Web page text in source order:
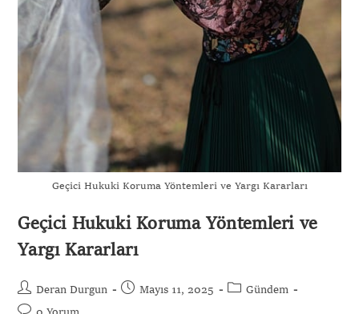
Geçici Hukuki Koruma Yöntemleri ve Yargı Kararları
Geçici Hukuki Koruma Yöntemleri ve
Yargı Kararları
Deran Durgun Mayıs 11, 2025
Gündem